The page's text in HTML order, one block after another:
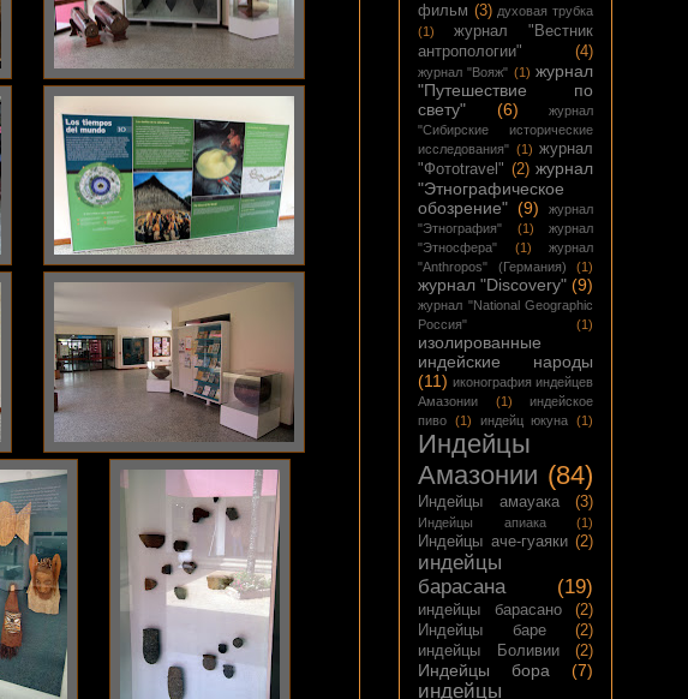
фильм (3) духовая трубка
(1)
журнал "Вестник
антропологии"
(4)
журнал "Вояж" (1) журнал
"Путешествие по
свету"
(6)
журнал
"Сибирские исторические
исследования" (1) журнал
"Фотоtravel" (2) журнал
"Этнографическое
обозрение" (9)
журнал
"Этнография"
(1)
журнал
"Этносфера"
(1)
журнал
"Anthropos" (Германия)
(1)
журнал "Discovery" (9)
журнал "National Geographic
Россия"
(1)
изолированные
индейские народы
(11) иконография индейцев
Амазонии
(1)
индейское
пиво (1) индейц юкуна (1)
Индейцы
Амазонии (84)
Индейцы амауака (3)
Индейцы апиака (1)
Индейцы аче-гуаяки (2)
индейцы
барасана
(19)
индейцы барасано
(2)
Индейцы баре
(2)
индейцы Боливии
(2)
Индейцы бора (7)
индейцы